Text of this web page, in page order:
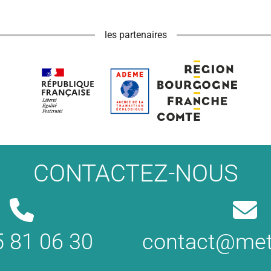
les partenaires
CONTACTEZ-NOUS
81 06 30